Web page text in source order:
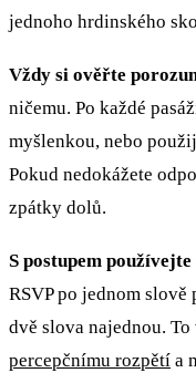
jednoho hrdinského
Vždy si ověřte
ničemu. Po každé
myšlenkou, nebo
Pokud nedokážete
zpátky dolů.
S postupem
RSVP po jednom
dvě slova najednou.
percepčnímu rozpětí a